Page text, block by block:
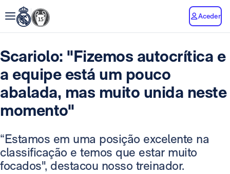
Aceder
Scariolo: "Fizemos autocrítica e
a equipe está um pouco
abalada, mas muito unida neste
momento"
“Estamos em uma posição excelente na
classificação e temos que estar muito
focados", destacou nosso treinador.